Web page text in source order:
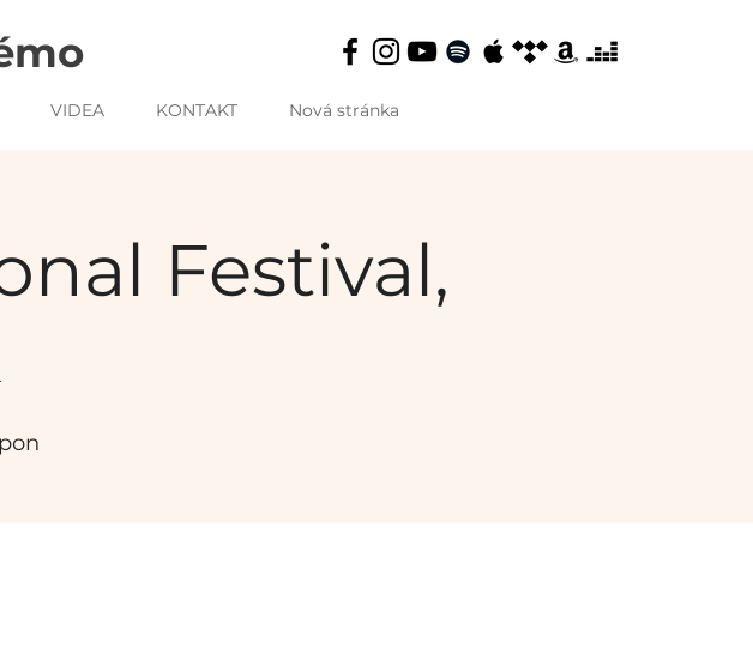
VIDEA KONTAKT Nová stránka
Festival,